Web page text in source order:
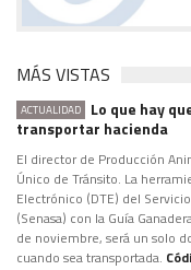
MÁS VISTAS
ACTUALIDAD
Lo que hay
transportar hacienda
El director de Producción
Único de Tránsito. La
Electrónico (DTE) del
(Senasa) con la Guía
de noviembre, será un solo
cuando sea transportada.